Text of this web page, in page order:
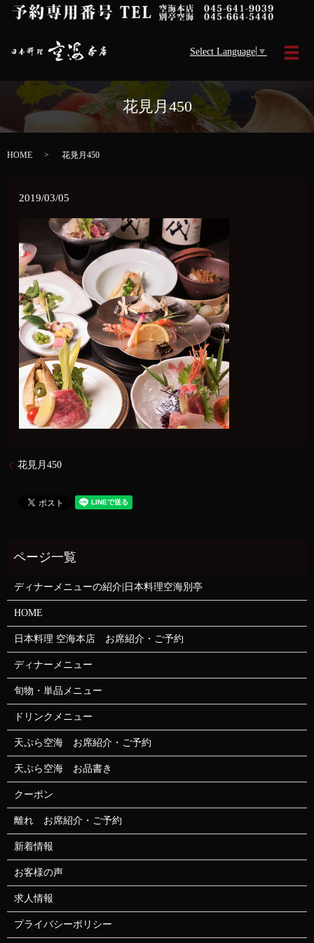
Select Language ▼
メ
花見月450
HOME 花見月450
2019/03/05
花見月450
ディナーメニューの紹介|日本料理空海別亭
HOME
日本料理 空海本店 お席紹介・ご予約
ディナーメニュー
旬物・単品メニュー
ドリンクメニュー
天ぷら空海 お席紹介・ご予約
天ぷら空海 お品書き
クーポン
離れ お席紹介・ご予約
新着情報
お客様の声
求人情報
プライバシーポリシー